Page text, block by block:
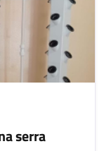
serra